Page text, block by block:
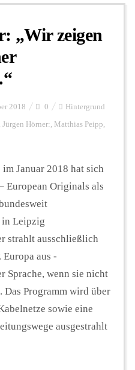
Beiträge
„Wir zeigen
2018 0 Hintergrund
Jürgen Hörner:, Matthias Peipp,
im Januar 2018 hat sich
European Originals als
in Leipzig
strahlt ausschließlich
Europa aus -
Sprache, wenn sie nicht
Das Programm wird über
sowie eine
ausgestrahlt